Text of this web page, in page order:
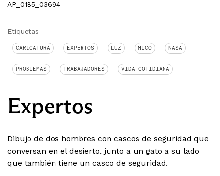
AP_0185_03694
Etiquetas
CARICATURA EXPERTOS LUZ MICO NASA
PROBLEMAS TRABAJADORES VIDA COTIDIANA
Expertos
Dibujo de dos hombres con cascos de seguridad que
conversan en el desierto, junto a un gato a su lado
que también tiene un casco de seguridad.